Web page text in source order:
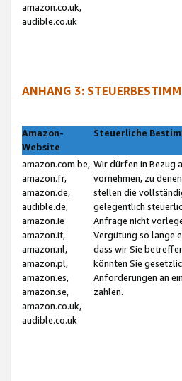
amazon.co.uk,
audible.co.uk
ANHANG 3:
Amazon-
Website
Steuerliche
amazon.com.be,
amazon.fr,
amazon.de,
audible.de,
amazon.ie
amazon.it,
amazon.nl,
amazon.pl,
amazon.es,
amazon.se,
amazon.co.uk,
audible.co.uk
Wir dürfen in Bezug
vornehmen, zu
stellen die
gelegentlich
Anfrage nicht
Vergütung so lange
dass wir Sie
könnten Sie
Anforderungen an
zahlen.